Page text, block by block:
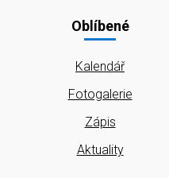
Oblíbené
Kalendář
Fotogalerie
Zápis
Aktuality